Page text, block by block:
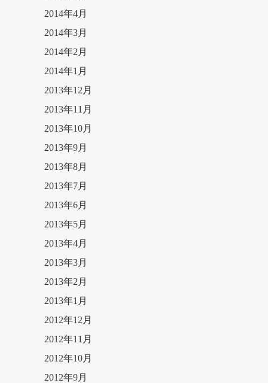
2014年4月
2014年3月
2014年2月
2014年1月
2013年12月
2013年11月
2013年10月
2013年9月
2013年8月
2013年7月
2013年6月
2013年5月
2013年4月
2013年3月
2013年2月
2013年1月
2012年12月
2012年11月
2012年10月
2012年9月